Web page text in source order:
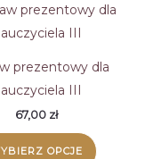
prezentowy dla
III
67,00 zł
OPCJE